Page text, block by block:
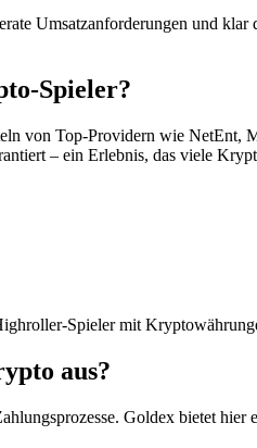
Umsatzanforderungen und
Spieler?
von Top-Providern wie
– ein Erlebnis, das viele
Spieler mit
aus?
Goldex bietet hier